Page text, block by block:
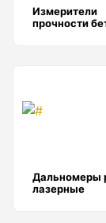
Измерители
прочности
Дальномеры
лазерные
GPS